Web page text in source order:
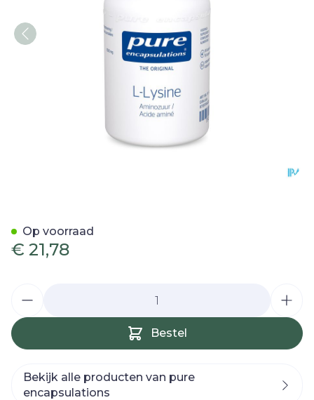
€ 21,78
Bestel
Op voorraad
Bekijk alle producten van pure
encapsulations